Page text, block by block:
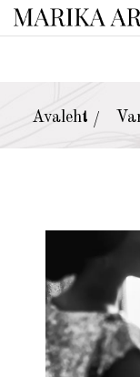
Avaleht /